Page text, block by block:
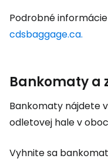
Podrobné
cdsbaggage.ca.
Bankomaty a
Bankomaty nájdete
odletovej hale v
Vyhnite sa